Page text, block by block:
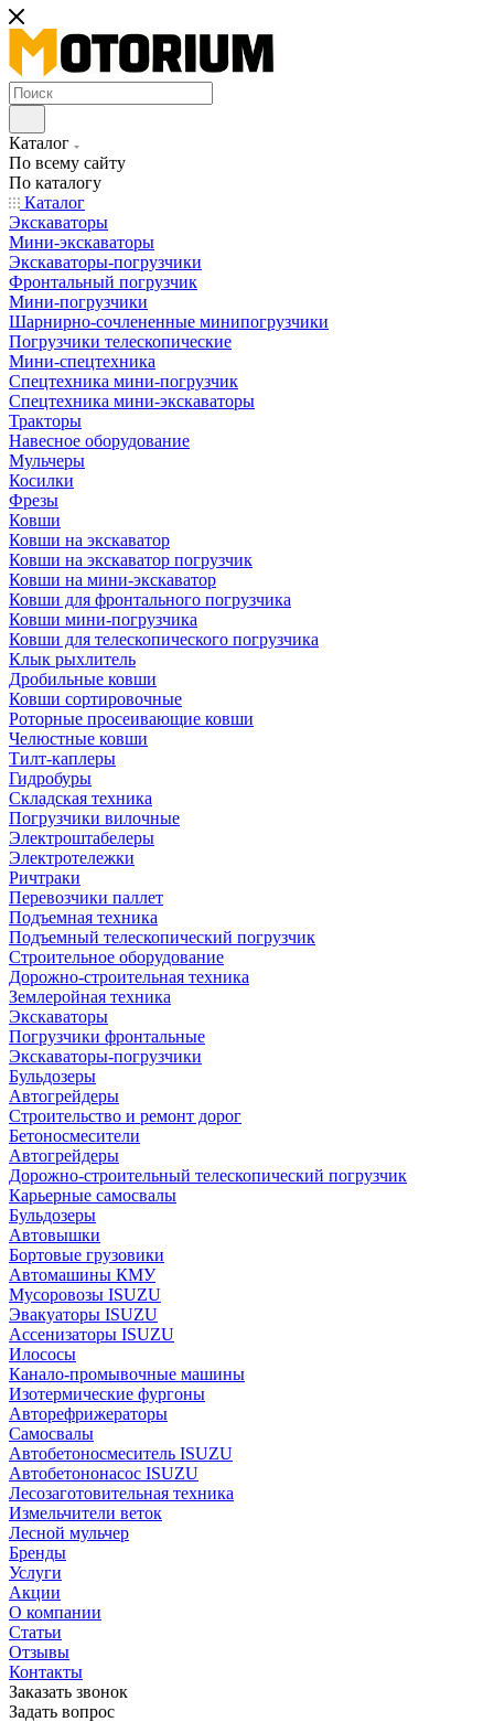
Каталог
По всему сайту
По каталогу
Каталог
Экскаваторы
Мини-экскаваторы
Экскаваторы-погрузчики
Фронтальный погрузчик
Мини-погрузчики
Шарнирно-сочлененные минипогрузчики
Погрузчики телескопические
Мини-спецтехника
Спецтехника мини-погрузчик
Спецтехника мини-экскаваторы
Тракторы
Навесное оборудование
Мульчеры
Косилки
Фрезы
Ковши
Ковши на экскаватор
Ковши на экскаватор погрузчик
Ковши на мини-экскаватор
Ковши для фронтального погрузчика
Ковши мини-погрузчика
Ковши для телескопического погрузчика
Клык рыхлитель
Дробильные ковши
Ковши сортировочные
Роторные просеивающие ковши
Челюстные ковши
Тилт-каплеры
Гидробуры
Складская техника
Погрузчики вилочные
Электроштабелеры
Электротележки
Ричтраки
Перевозчики паллет
Подъемная техника
Подъемный телескопический погрузчик
Строительное оборудование
Дорожно-строительная техника
Землеройная техника
Экскаваторы
Погрузчики фронтальные
Экскаваторы-погрузчики
Бульдозеры
Автогрейдеры
Строительство и ремонт дорог
Бетоносмесители
Автогрейдеры
Дорожно-строительный телескопический погрузчик
Карьерные самосвалы
Бульдозеры
Автовышки
Бортовые грузовики
Автомашины КМУ
Мусоровозы ISUZU
Эвакуаторы ISUZU
Ассенизаторы ISUZU
Илососы
Канало-промывочные машины
Изотермические фургоны
Авторефрижераторы
Самосвалы
Автобетоносмеситель ISUZU
Автобетононасос ISUZU
Лесозаготовительная техника
Измельчители веток
Лесной мульчер
Бренды
Услуги
Акции
О компании
Статьи
Отзывы
Контакты
Заказать звонок
Задать вопрос